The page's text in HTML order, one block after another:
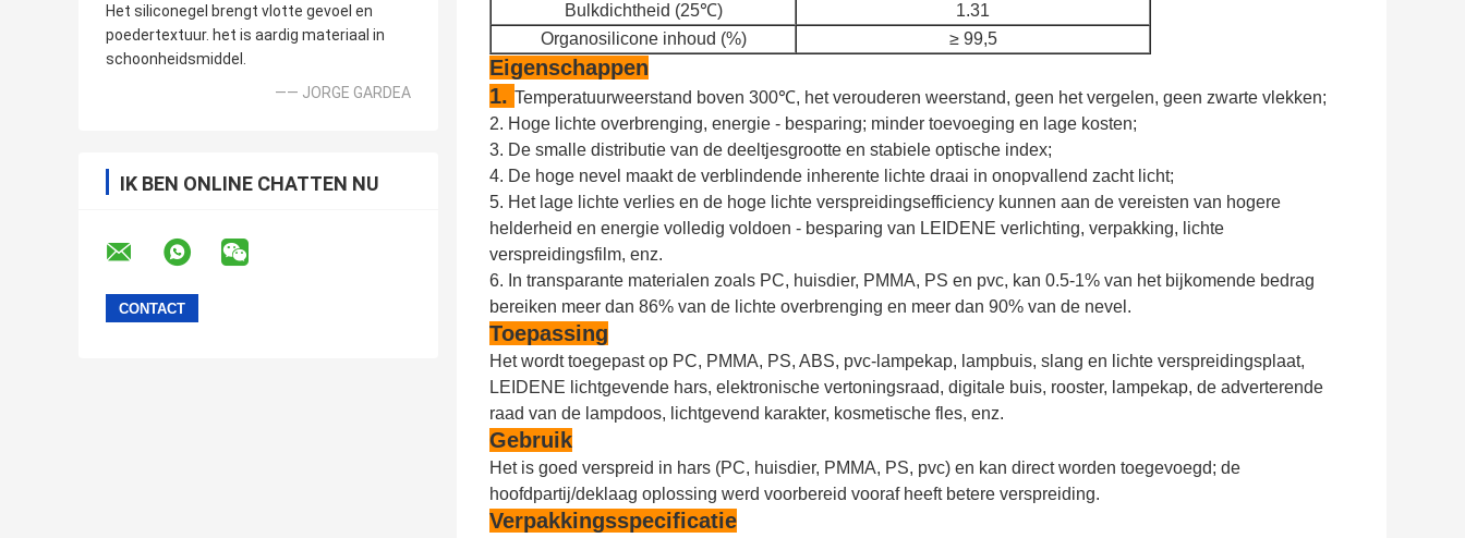
Het siliconegel brengt vlotte gevoel en
poedertextuur. het is aardig materiaal in
schoonheidsmiddel.
—— JORGE GARDEA
IK BEN ONLINE CHATTEN NU
Bulkdichtheid (25℃)
1.31
Organosilicone inhoud (%)
≥ 99,5
Eigenschappen
1. Temperatuurweerstand boven 300℃, het verouderen weerstand, geen het vergelen, geen zwarte vlekken;
2. Hoge lichte overbrenging, energie - besparing; minder toevoeging en lage kosten;
3. De smalle distributie van de deeltjesgrootte en stabiele optische index;
4. De hoge nevel maakt de verblindende inherente lichte draai in onopvallend zacht licht;
5. Het lage lichte verlies en de hoge lichte verspreidingsefficiency kunnen aan de vereisten van hogere
helderheid en energie volledig voldoen - besparing van LEIDENE verlichting, verpakking, lichte
verspreidingsfilm, enz.
6. In transparante materialen zoals PC, huisdier, PMMA, PS en pvc, kan 0.5-1% van het bijkomende bedrag
bereiken meer dan 86% van de lichte overbrenging en meer dan 90% van de nevel.
Toepassing
Het wordt toegepast op PC, PMMA, PS, ABS, pvc-lampekap, lampbuis, slang en lichte verspreidingsplaat,
LEIDENE lichtgevende hars, elektronische vertoningsraad, digitale buis, rooster, lampekap, de adverterende
raad van de lampdoos, lichtgevend karakter, kosmetische fles, enz.
Gebruik
Het is goed verspreid in hars (PC, huisdier, PMMA, PS, pvc) en kan direct worden toegevoegd; de
hoofdpartij/deklaag oplossing werd voorbereid vooraf heeft betere verspreiding.
Verpakkingsspecificatie